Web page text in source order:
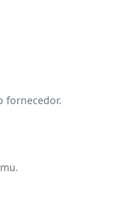
fornecedor.